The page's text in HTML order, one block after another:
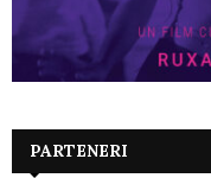
PARTENERI